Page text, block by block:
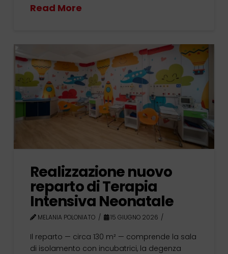
Read More
Realizzazione nuovo
reparto di Terapia
Intensiva Neonatale
MELANIA POLONIATO 15 GIUGNO 2026
Il reparto — circa 130 m² — comprende la sala
di isolamento con incubatrici, la degenza